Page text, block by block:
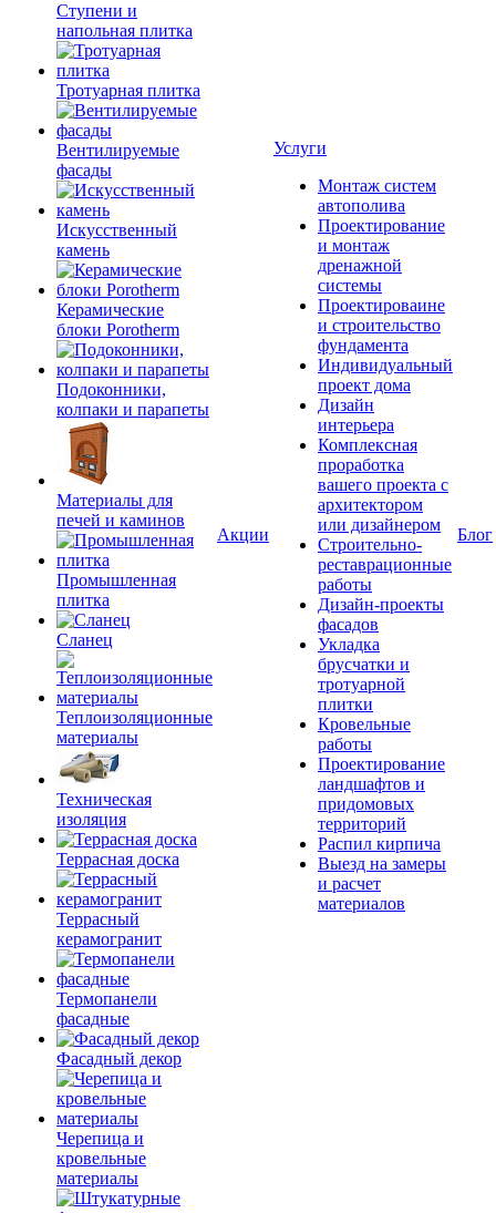
Ступени и
напольная плитка
Тротуарная плитка
Вентилируемые
фасады
Искусственный
камень
Керамические
блоки Porotherm
Подоконники,
колпаки и парапеты
Материалы для
печей и каминов
Промышленная
плитка
Сланец
Теплоизоляционные
материалы
Техническая
изоляция
Террасная доска
Террасный
керамогранит
Термопанели
фасадные
Фасадный декор
Черепица и
кровельные
материалы
Акции
Услуги
Монтаж систем
автополива
Проектирование
и монтаж
дренажной
системы
Проектироваине
и строительство
фундамента
Индивидуальный
проект дома
Дизайн
интерьера
Комплексная
проработка
вашего проекта с
архитектором
или дизайнером
Строительно-
реставрационные
работы
Дизайн-проекты
фасадов
Укладка
брусчатки и
тротуарной
плитки
Кровельные
работы
Проектирование
ландшафтов и
придомовых
территорий
Распил кирпича
Выезд на замеры
и расчет
материалов
Блог